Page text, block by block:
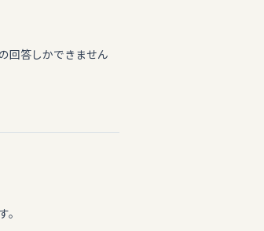
回答しかできません